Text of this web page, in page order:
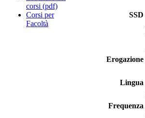
corsi (pdf)
Corsi per
Facoltà
SSD
Erogazione
Lingua
Frequenza